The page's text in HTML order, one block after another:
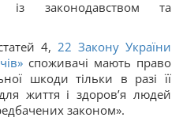
із законодавством та
4, 22 Закону України
споживачі мають право
шкоди тільки в разі її
життя і здоров’я людей
законом».